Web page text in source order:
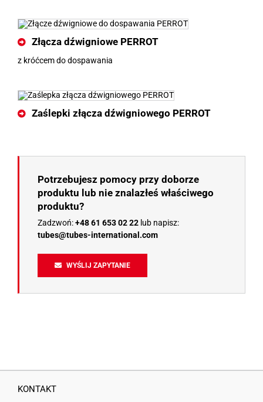
Złącza dźwigniowe PERROT
z króćcem do dospawania
Zaślepki złącza dźwigniowego PERROT
Potrzebujesz pomocy przy doborze
produktu lub nie znalazłeś właściwego
produktu?
Zadzwoń:+48 61 653 02 22lub napisz:
tubes@tubes-international.com
WYŚLIJ ZAPYTANIE
KONTAKT